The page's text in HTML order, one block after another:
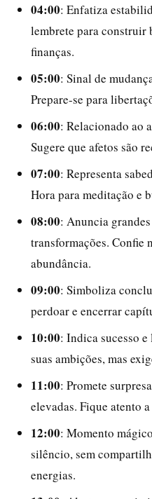
04:00: Enfatiza
lembrete para construir
finanças.
05:00: Sinal de
Prepare-se para
06:00: Relacionado ao
Sugere que afetos são
07:00: Representa
Hora para meditação e
08:00: Anuncia
transformações. Confie
abundância.
09:00: Simboliza
perdoar e encerrar
10:00: Indica sucesso
suas ambições, mas
11:00: Promete
elevadas. Fique atento
12:00: Momento
silêncio, sem
energias.